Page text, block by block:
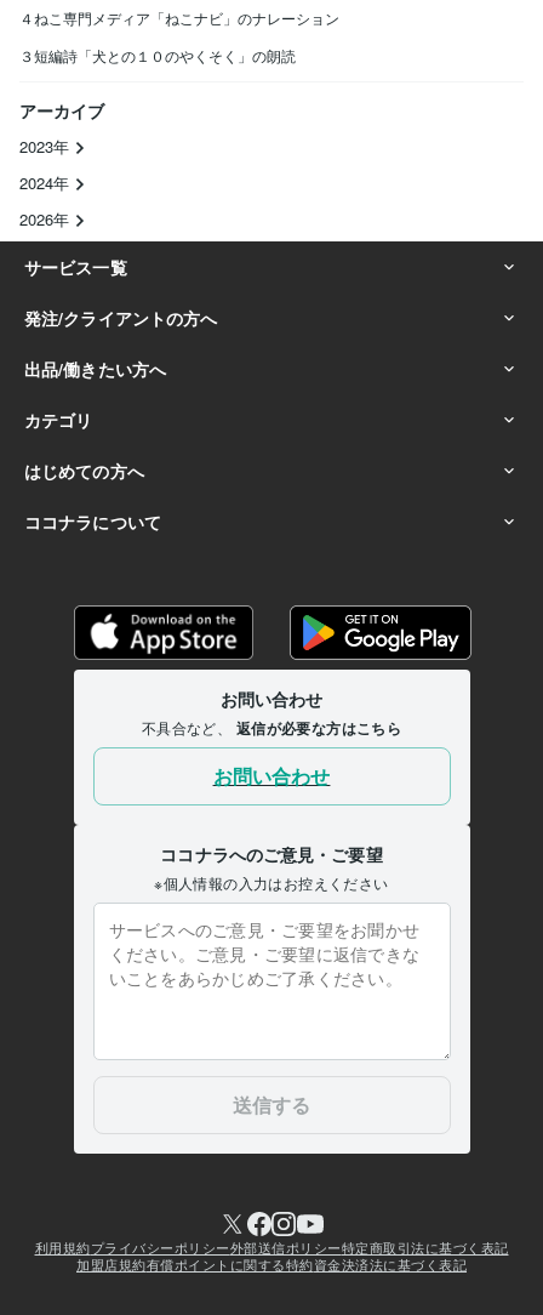
４ねこ専門メディア「ねこナビ」のナレーション
３短編詩「犬との１０のやくそく」の朗読
アーカイブ
2023年
2024年
2026年